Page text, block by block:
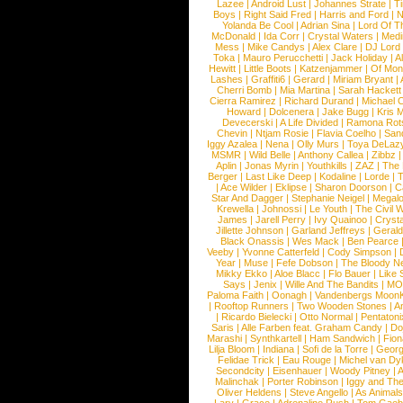
Lazee | Android Lust | Johannes Strate |
Boys | Right Said Fred | Harris and Ford |
Yolanda Be Cool |Adrian Sina |Lord Of
McDonald | Ida Corr |Crystal Waters |
Mess | Mike Candys | Alex Clare | DJ Lord
Toka | Mauro Perucchetti | Jack Holiday |
Hewitt |Little Boots |Katzenjammer |Of
Lashes |Graffiti6 |Gerard |Miriam Bryant |
Cherri Bomb | Mia Martina | Sarah Hackett
Cierra Ramirez | Richard Durand | Michael
Howard |Dolcenera |Jake Bugg |Kris
Devecerski |A Life Divided |Ramona
Chevin |Ntjam Rosie |Flavia Coelho |
Iggy Azalea | Nena | Olly Murs | Toya
MSMR |Wild Belle |Anthony Callea |Zibbz
Aplin | Jonas Myrin | Youthkills | ZAZ | The
Berger |Last Like Deep |Kodaline |Lorde |
|Ace Wilder |Eklipse |Sharon Doorson |
Star And Dagger | Stephanie Neigel |
Krewella | Johnossi | Le Youth | The Civil
James | Jarell Perry | Ivy Quainoo |
Jillette Johnson | Garland Jeffreys |
Black Onassis | Wes Mack | Ben Pearce
Veeby | Yvonne Catterfeld | Cody Simpson |
Year |Muse |Fefe Dobson |The Bloody
Mikky Ekko | Aloe Blacc | Flo Bauer | Like
Says | Jenix | Wille And The Bandits | MO
Paloma Faith |Oonagh |Vandenbergs
|Rooftop Runners |Two Wooden Stones |
| Ricardo Bielecki | Otto Normal |
Saris | Alle Farben feat. Graham Candy |
Marashi | Synthkartell | Ham Sandwich |
Lilja Bloom | Indiana | Sofi de la Torre |
Felidae Trick | Eau Rouge | Michel van
Secondcity |Eisenhauer |Woody Pitney |
Malinchak |Porter Robinson | Iggy and
Oliver Heldens |Steve Angello |As Animals